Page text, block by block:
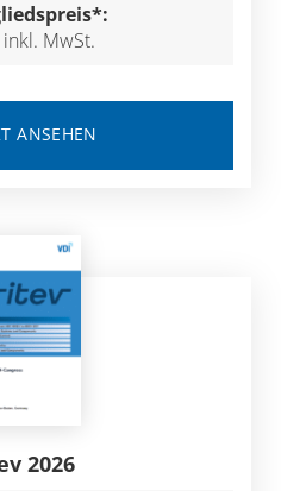
inkl. MwSt.
ANSEHEN
2026